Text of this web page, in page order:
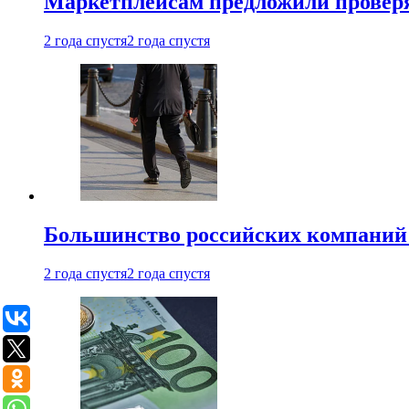
2 года спустя2 года спустя
Большинство российских компаний
2 года спустя2 года спустя